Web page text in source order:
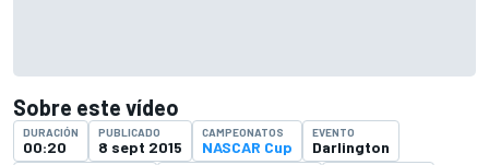
Sobre este vídeo
DURACIÓN
00:20
PUBLICADO
8 sept 2015
CAMPEONATOS
NASCAR Cup
EVENTO
Darlington